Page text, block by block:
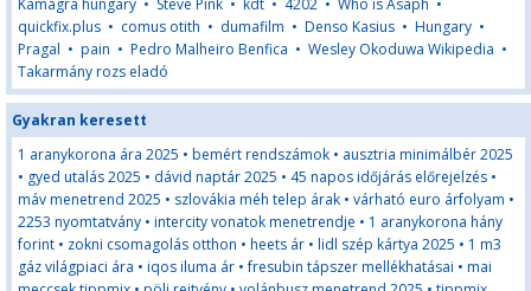
Kamagra hungary • Steve Pink • kdt • 4202 • Who is Asaph •
quickfix.plus • comus otith • dumafilm • Denso Kasius • Hungary •
Pragal • pain • Pedro Malheiro Benfica • Wesley Okoduwa Wikipedia •
Takarmány rozs eladó
Gyakran keresett
1 aranykorona ára 2025 • bemért rendszámok • ausztria minimálbér 2025
• gyed utalás 2025 • dávid naptár 2025 • 45 napos időjárás előrejelzés •
máv menetrend 2025 • szlovákia méh telep árak • várható euro árfolyam •
2253 nyomtatvány • intercity vonatok menetrendje • 1 aranykorona hány
forint • zokni csomagolás otthon • heets ár • lidl szép kártya 2025 • 1 m3
gáz világpiaci ára • iqos iluma ár •fresubin tápszer mellékhatásai • mai